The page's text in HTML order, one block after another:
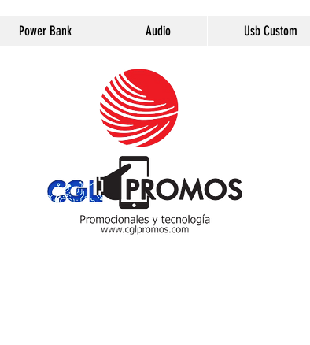
Power Bank Audio Usb Custom